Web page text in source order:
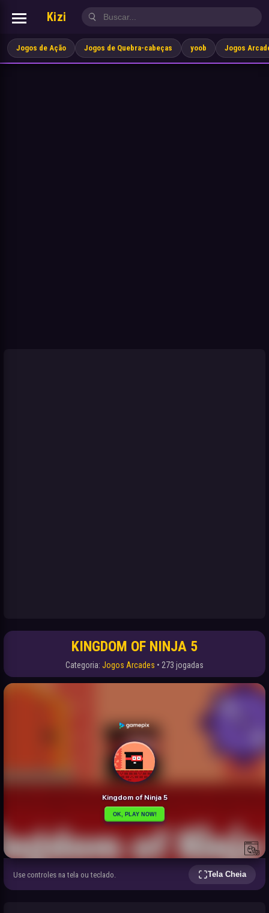
Kizi
Jogos de Ação Jogos de Quebra-cabeças yoob Jogos
KINGDOM OF NINJA 5
Categoria: Jogos Arcades • 273 jogadas
Use controles na tela ou teclado. Tela Cheia